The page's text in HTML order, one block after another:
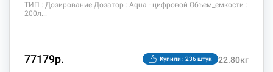
ТИП : Дозирование Дозатор : Aqua - цифровой Объем_емкости :
200л
22.80кг
77179р. Купили : 236 штук